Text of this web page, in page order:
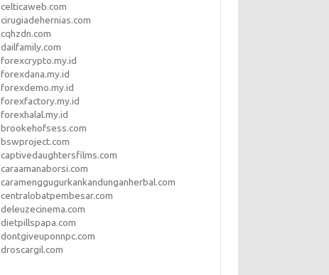
celticaweb.com
cirugiadehernias.com
cqhzdn.com
dailfamily.com
forexcrypto.my.id
forexdana.my.id
forexdemo.my.id
forexfactory.my.id
forexhalal.my.id
brookehofsess.com
bswproject.com
captivedaughtersfilms.com
caraamanaborsi.com
caramenggugurkankandunganherbal.com
centralobatpembesar.com
deleuzecinema.com
dietpillspapa.com
dontgiveuponnpc.com
droscargil.com